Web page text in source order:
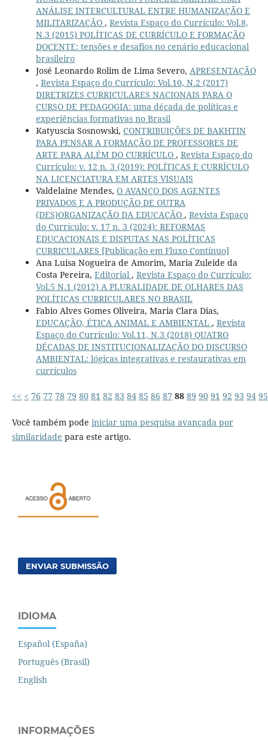
ANÁLISE INTERCULTURAL ENTRE HUMANIZAÇÃO E
MILITARIZAÇÃO , Revista Espaço do Currículo: Vol.8,
N.3 (2015) POLÍTICAS DE CURRÍCULO E FORMAÇÃO
DOCENTE: tensões e desafios no cenário educacional
brasileiro
José Leonardo Rolim de Lima Severo, APRESENTAÇÃO
, Revista Espaço do Currículo: Vol.10, N.2 (2017)
DIRETRIZES CURRICULARES NACIONAIS PARA O
CURSO DE PEDAGOGIA: uma década de políticas e
experiências formativas no Brasil
Katyuscia Sosnowski, CONTRIBUIÇÕES DE BAKHTIN
PARA PENSAR A FORMAÇÃO DE PROFESSORES DE
ARTE PARA ALÉM DO CURRÍCULO , Revista Espaço do
Currículo: v. 12 n. 3 (2019): POLÍTICAS E CURRÍCULO
NA LICENCIATURA EM ARTES VISUAIS
Valdelaine Mendes, O AVANÇO DOS AGENTES
PRIVADOS E A PRODUÇÃO DE OUTRA
(DES)ORGANIZAÇÃO DA EDUCAÇÃO , Revista Espaço
do Currículo: v. 17 n. 3 (2024): REFORMAS
EDUCACIONAIS E DISPUTAS NAS POLÍTICAS
CURRICULARES [Publicação em Fluxo Contínuo]
Ana Luisa Nogueira de Amorim, Maria Zuleide da
Costa Pereira, Editorial , Revista Espaço do Currículo:
Vol.5 N.1 (2012) A PLURALIDADE DE OLHARES DAS
POLÍTICAS CURRICULARES NO BRASIL
Fabio Alves Gomes Oliveira, Maria Clara Dias,
EDUCAÇÃO, ÉTICA ANIMAL E AMBIENTAL , Revista
Espaço do Currículo: Vol.11, N.3 (2018) QUATRO
DÉCADAS DE INSTITUCIONALIZAÇÃO DO DISCURSO
AMBIENTAL: lógicas integrativas e restaurativas em
currículos
<< < 76 77 78 79 80 81 82 83 84 85 86 87 88 89 90 91 92 93 94 95
Você também pode iniciar uma pesquisa avançada por
similaridade para este artigo.
ENVIAR SUBMISSÃO
IDIOMA
Español (España)
Português (Brasil)
English
INFORMAÇÕES